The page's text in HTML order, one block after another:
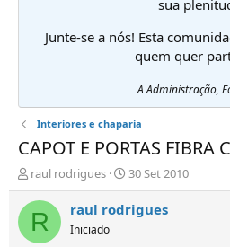
sua
Junte-se a nós! Esta
quem quer
A Administração,
Interiores e chaparia
CAPOT E PORTAS FIBRA
I
n
i
i
raul rodrigues
D
a
t
30 Set 2010
R raul rodrigues
Iniciado